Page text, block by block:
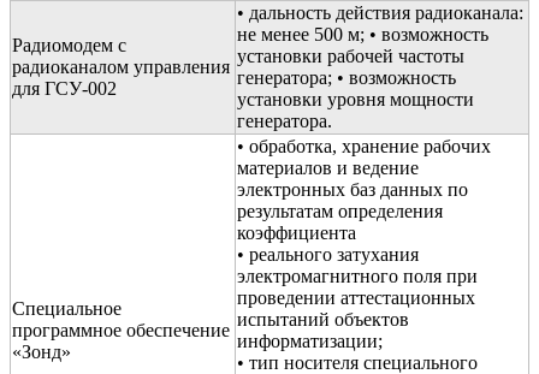
Радиомодем с
радиоканалом управления
для ГСУ-002
• дальность действия радиоканала:
не менее 500 м; • возможность
установки рабочей частоты
генератора; • возможность
установки уровня мощности
генератора.
Специальное
программное обеспечение
«Зонд»
• обработка, хранение рабочих
материалов и ведение
электронных баз данных по
результатам определения
коэффициента
• реального затухания
электромагнитного поля при
проведении аттестационных
испытаний объектов
информатизации;
• тип носителя специального